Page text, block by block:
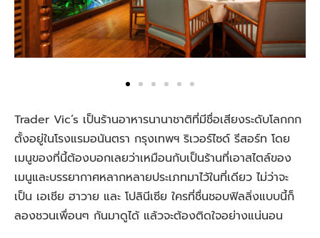
Trader Vic’s เป็นร้านอาหารนานาชาติที่มีชื่อเสียงระดับโลกกก
ตั้งอยู่ในโรงแรมอนันตรา กรุงเทพฯ ริเวอร์ไซด์ รีสอร์ท โดย
เมนูของที่นี้ต้องบอกเลยว่าเหมือนกับเป็นร้านที่เอาสไตล์ของ
เมนูและบรรยากาศหลากหลายประเภทมาไว้ในที่เดียว ไม่ว่าจะ
เป็น เอเชีย ฮาวาย และ โปลินีเซีย ใครที่ชื่นชอบฟิลลิ่งแบบนี้ก็
ลองชวนเพื่อนๆ กันมาดูได้ แล้วจะต้องติดใจอย่างแน่นอน